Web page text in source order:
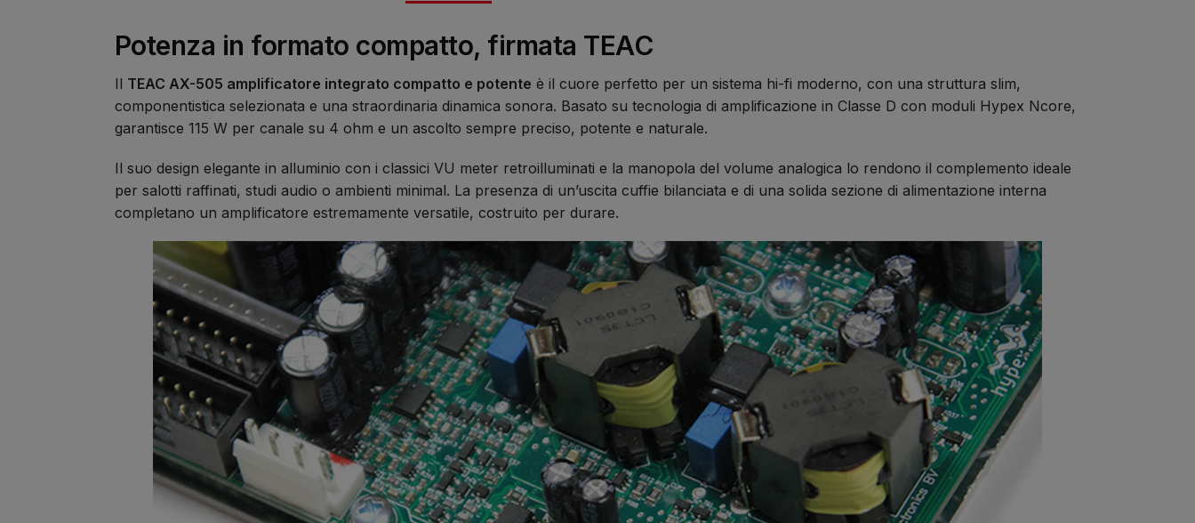
Potenza in formato compatto, firmata TEAC
Il TEAC AX-505 amplificatore integrato compatto e potente è il cuore perfetto per un sistema hi-fi moderno, con una struttura slim,
componentistica selezionata e una straordinaria dinamica sonora. Basato su tecnologia di amplificazione in Classe D con moduli Hypex Ncore,
garantisce 115 W per canale su 4 ohm e un ascolto sempre preciso, potente e naturale.
Il suo design elegante in alluminio con i classici VU meter retroilluminati e la manopola del volume analogica lo rendono il complemento ideale
per salotti raffinati, studi audio o ambienti minimal. La presenza di un’uscita cuffie bilanciata e di una solida sezione di alimentazione interna
completano un amplificatore estremamente versatile, costruito per durare.